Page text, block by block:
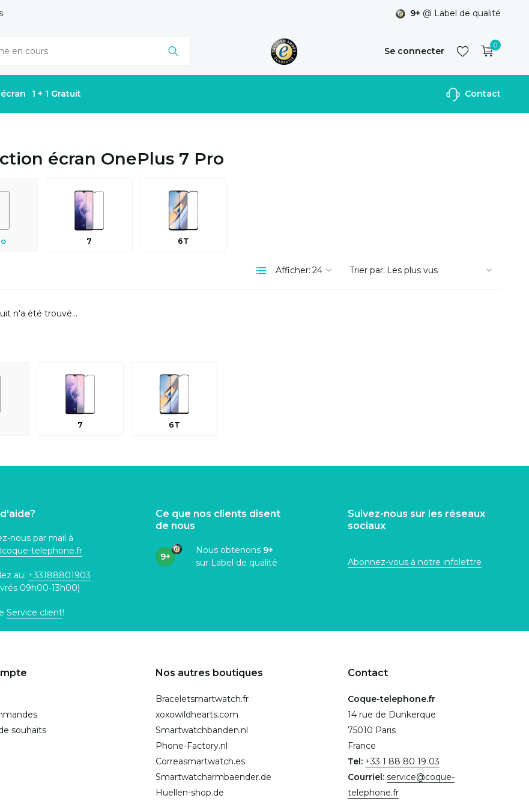
9+ @ Label de qualité
Se connecter
S'inscrire
0
1 + 1 Gratuit Contact
écran OnePlus 7 Pro
7 6T
Afficher: Trier par:
n'a été trouvé...
7 6T
nous par mail à
-telephone.fr
au: +33188801903
09h00-13h00)
Service client!
Ce que nos clients disent
de nous
9+
Nous obtenons 9+
sur Label de qualité
Suivez-nous sur les réseaux
sociaux
Abonnez-vous à notre infolettre
souhaits
Nos autres boutiques
Braceletsmartwatch.fr
xoxowildhearts.com
Smartwatchbanden.nl
Phone-Factory.nl
Correasmartwatch.es
Smartwatcharmbaender.de
Huellen-shop.de
Contact
Coque-telephone.fr
14 rue de Dunkerque
75010 Paris
France
Tel: +33 1 88 80 19 03
Courriel: service@coque-
telephone.fr